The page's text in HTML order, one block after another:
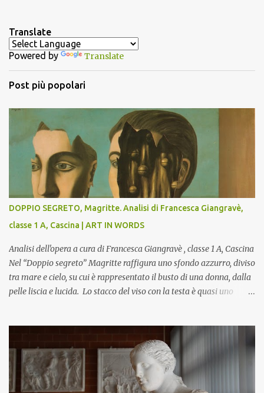
t
i
Translate
Powered by Translate
Post più popolari
DOPPIO SEGRETO, Magritte. Analisi di Francesca Giangravè,
classe 1 A, Cascina | ART IN WORDS
Analisi dell'opera a cura di Francesca Giangravè , classe 1 A, Cascina
Nel “Doppio segreto” Magritte raffigura uno sfondo azzurro, diviso
tra mare e cielo, su cui è rappresentato il busto di una donna, dalla
pelle liscia e lucida. Lo stacco del viso con la testa è quasi uno
un motivo che Magritte propone frequentemente nelle sue opere,
che in questo caso assumono un aspetto minaccioso, come se si
trattasse di un qualcosa di malinconico, sia per il colore che per la
consistenza del materiale. L’enigma che reca l’immagine, un volto
staccato, con uno sguardo fisso, il cui non si capisce se esso è un